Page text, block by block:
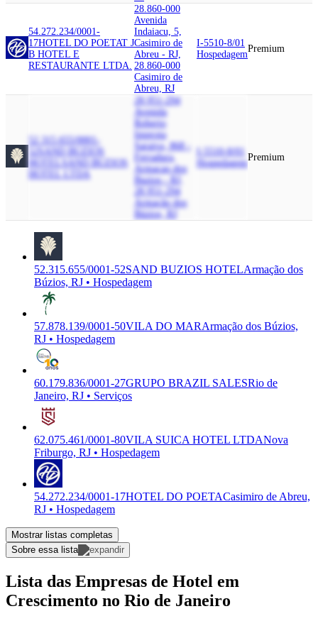
54.272.234/0001-
17HOTEL DO POETAT J
B HOTEL E
RESTAURANTE LTDA.
28.860-000
Avenida
Indaiacu, 5,
Casimiro de
Abreu - RJ,
28.860-000
Casimiro de
Abreu, RJ
I-5510-8/01
Hospedagem
Premium
52.315.655/0001-
52
SAND BUZIOS
HOTEL SAND BUZIOS
HOTEL LTDA
28.951-294
Avenida
Roberto
Improta
Saraiva, 868 -
Ferradura,
Armacao dos
Buzios - RJ,
28.951-294
Armação dos
Búzios, RJ
I-5510-8/01
Hospedagem
Premium
52.315.655/0001-52SAND BUZIOS HOTELArmação dos
Búzios, RJ • Hospedagem
57.878.139/0001-50VILA DO MARArmação dos Búzios,
RJ • Hospedagem
60.179.836/0001-27GRUPO BRAZIL SALESRio de
Janeiro, RJ • Serviços
62.075.461/0001-80VILA SUICA HOTEL LTDANova
Friburgo, RJ • Hospedagem
54.272.234/0001-17HOTEL DO POETACasimiro de Abreu,
RJ • Hospedagem
Mostrar listas completas
Sobre essa lista
Lista das Empresas de Hotel em
Crescimento no Rio de Janeiro